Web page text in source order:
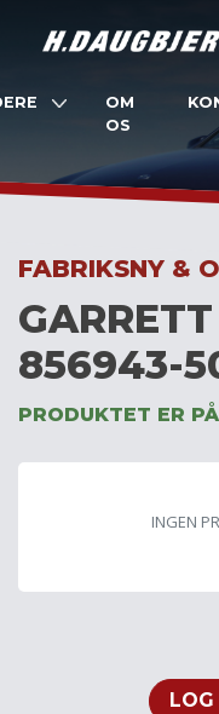
OM
OS
FABRIKSNY &
856943-
PRODUKTET ER
INGEN